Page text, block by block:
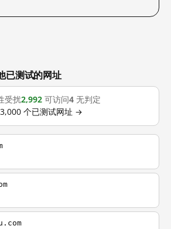
测试的网址
受扰2,992 可访问4 无判定
个已测试网址 →